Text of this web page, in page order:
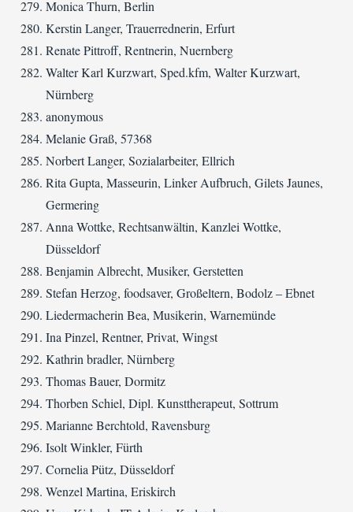
Monica Thurn, Berlin
Kerstin Langer, Trauerrednerin, Erfurt
Renate Pittroff, Rentnerin, Nuernberg
Walter Karl Kurzwart, Sped.kfm, Walter Kurzwart,
Nürnberg
anonymous
Melanie Graß, 57368
Norbert Langer, Sozialarbeiter, Ellrich
Rita Gupta, Masseurin, Linker Aufbruch, Gilets Jaunes,
Germering
Anna Wottke, Rechtsanwältin, Kanzlei Wottke,
Düsseldorf
Benjamin Albrecht, Musiker, Gerstetten
Stefan Herzog, foodsaver, Großeltern, Bodolz – Ebnet
Liedermacherin Bea, Musikerin, Warnemünde
Ina Pinzel, Rentner, Privat, Wingst
Kathrin bradler, Nürnberg
Thomas Bauer, Dormitz
Thorben Schiel, Dipl. Kunsttherapeut, Sottrum
Marianne Berchtold, Ravensburg
Isolt Winkler, Fürth
Cornelia Pütz, Düsseldorf
Wenzel Martina, Eriskirch